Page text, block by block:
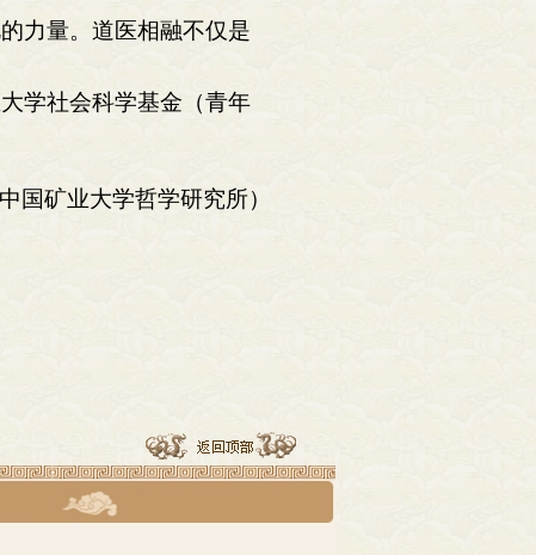
力量。道医相融不仅是
学社会科学基金（青年
国矿业大学哲学研究所）